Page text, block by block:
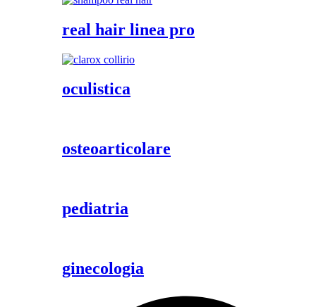
real hair linea pro
oculistica
osteoarticolare
pediatria
ginecologia